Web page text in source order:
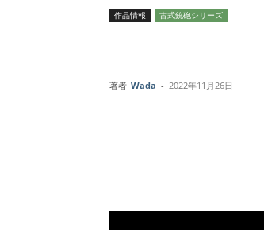
作品情報 古式銃砲シリーズ
著者 Wada - 2022年11月26日